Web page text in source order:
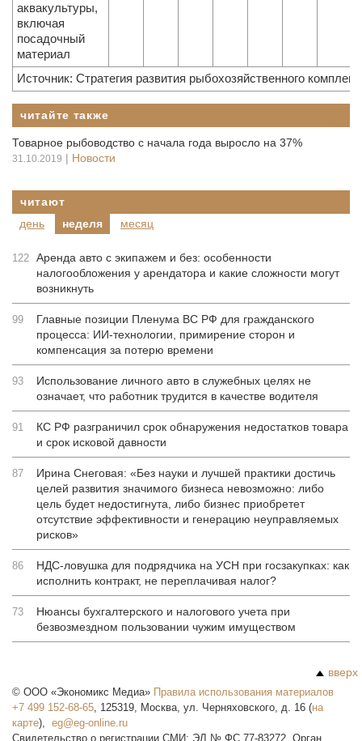
аквакультуры,
включая
посадочный
материал
Источник: Стратегия развития рыбохозяйственного
читайте также
Товарное рыбоводство с начала года выросло на 37%
31.10.2019 | Новости
читают
день
неделя месяц
122 Аренда авто с экипажем и без: особенности
налогообложения у арендатора и какие сложности могут
возникнуть
99
Главные позиции Пленума ВС РФ для гражданского
процесса: ИИ-технологии, примирение сторон и
компенсация за потерю времени
93
Использование личного авто в служебных целях не
означает, что работник трудится в качестве водителя
91
КС РФ разграничил срок обнаружения недостатков товара
и срок исковой давности
87
Ирина Снеговая: «Без науки и лучшей практики достичь
целей развития значимого бизнеса невозможно: либо
цель будет недостигнута, либо бизнес приобретет
отсутствие эффективности и генерацию неуправляемых
рисков»
86
НДС-ловушка для подрядчика на УСН при госзакупках: как
исполнить контракт, не переплачивая налог?
73
Нюансы бухгалтерского и налогового учета при
безвозмездном пользовании чужим имуществом
вверх
© ООО «Экономикс Медиа» Правила использования материалов
+7 499 152-68-65, 125319, Москва, ул. Черняховского, д. 16 (на
карте),
Свидетельство о регистрации СМИ: ЭЛ № ФС 77-83272. Орган